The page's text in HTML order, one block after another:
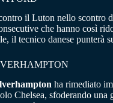
il Luton nello scontro
che hanno così
il tecnico danese punterà
ha rimediato
Chelsea, sfoderando